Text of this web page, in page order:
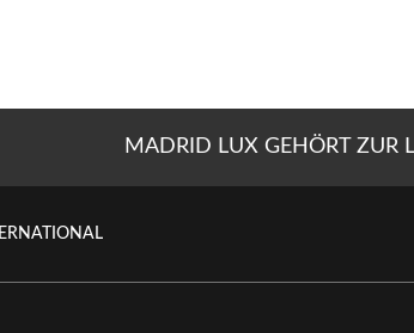
MADRID LUX GEHÖRT ZUR